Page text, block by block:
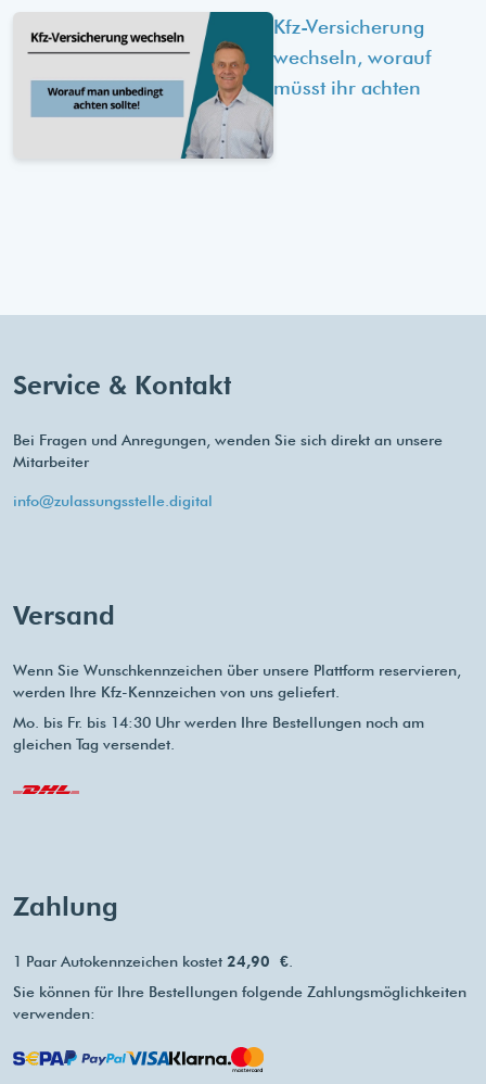
Kfz-Versicherung
wechseln, worauf
müsst ihr achten
Service & Kontakt
Bei Fragen und Anregungen, wenden Sie sich direkt an unsere
Mitarbeiter
info@zulassungsstelle.digital
Versand
Wenn Sie Wunschkennzeichen über unsere Plattform reservieren,
werden Ihre Kfz-Kennzeichen von uns geliefert.
Mo. bis Fr. bis 14:30 Uhr werden Ihre Bestellungen noch am
gleichen Tag versendet.
Zahlung
1 Paar Autokennzeichen kostet 24,90 €
Sie können für Ihre Bestellungen folgende Zahlungsmöglichkeiten
verwenden: